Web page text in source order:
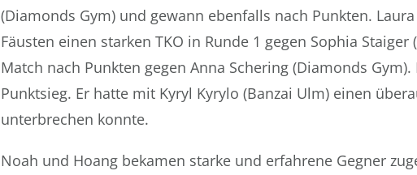
(Diamonds Gym) und gewann ebenfalls nach Punkten.
Fäusten einen starken TKO in Runde 1 gegen Sophia
Match nach Punkten gegen Anna Schering (Diamonds
Punktsieg. Er hatte mit Kyryl Kyrylo (Banzai Ulm) einen
unterbrechen konnte.
Noah und Hoang bekamen starke und erfahrene Gegner